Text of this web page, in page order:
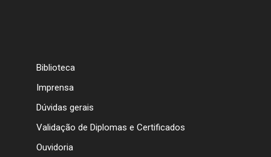
Biblioteca
Imprensa
Dúvidas gerais
Validação de Diplomas e Certificados
Ouvidoria